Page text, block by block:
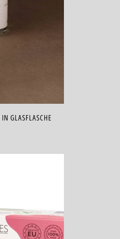
GLASFLASCHE